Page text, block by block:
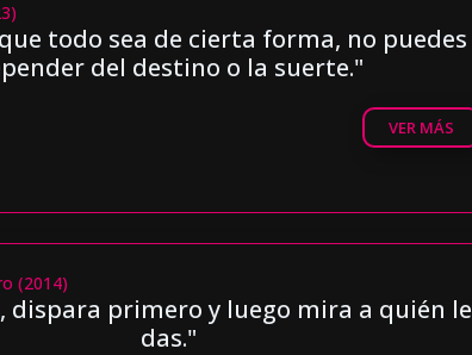
todo sea de cierta forma, no puedes
del destino o la suerte."
VER MÁS
(2014)
dispara primero y luego mira a quién le
das."